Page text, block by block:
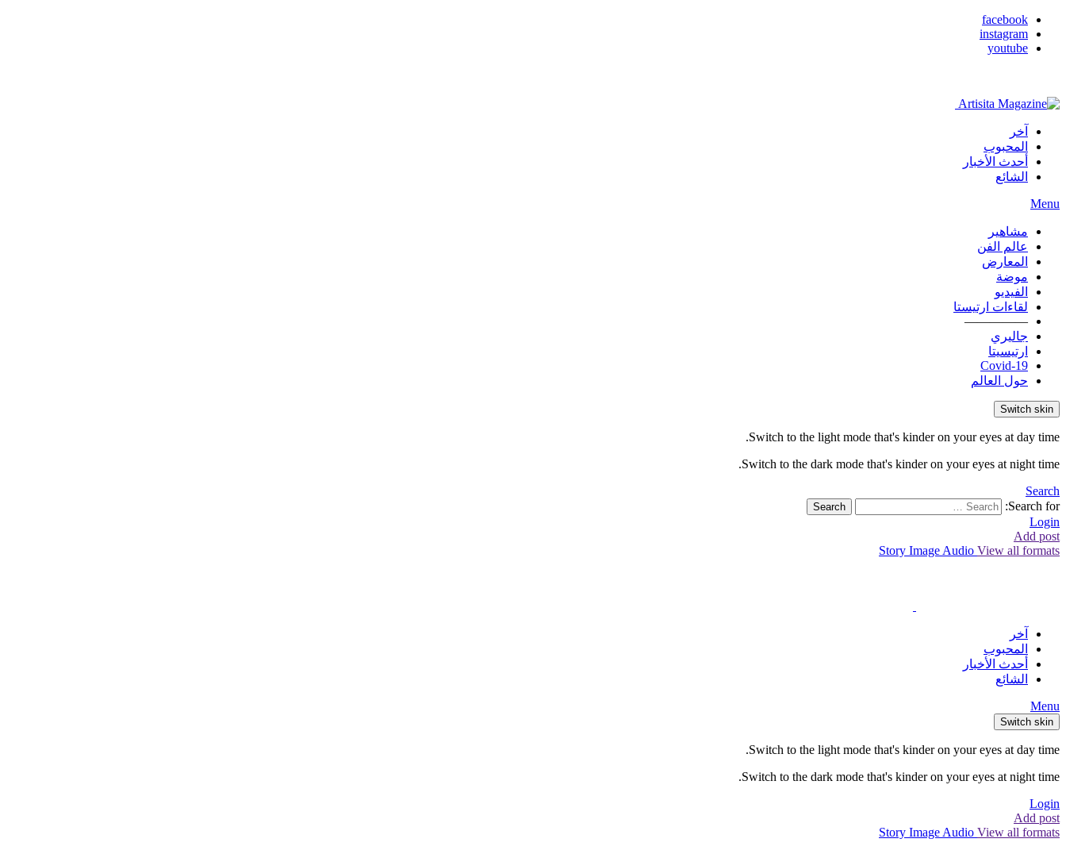
facebook
instagram
youtube
آخر
المحبوب
أحدث الأخبار
الشائع
Menu
مشاهير
عالم الفن
المعارض
موضة
الفيديو
لقاءات ارتيستا
—————
جاليري
ارتيسيتا
Covid-19
حول العالم
Switch skin
Switch to the light mode that's kinder on your eyes at day time.
Switch to the dark mode that's kinder on your eyes at night time.
Search
Search for:
Search
Login
Add post
Story Image Audio View all formats
آخر
المحبوب
أحدث الأخبار
الشائع
Menu
Switch skin
Switch to the light mode that's kinder on your eyes at day time.
Switch to the dark mode that's kinder on your eyes at night time.
Login
Add post
Story Image Audio View all formats